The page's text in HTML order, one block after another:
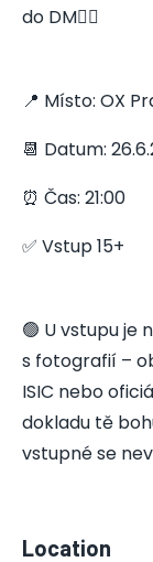
do DM👇🏻
📍 Místo: OX
📆 Datum:
⏰ Čas: 21:00
✅ Vstup 15+
🟢 U vstupu je
s fotografií –
ISIC nebo
dokladu tě
vstupné se
Location